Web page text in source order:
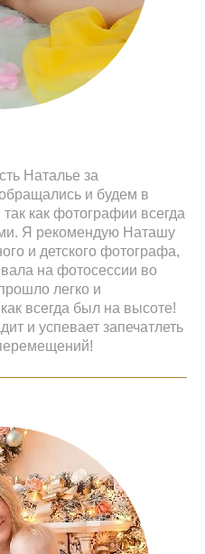
Наталье за
и будем в
как фотографии всегда
Я рекомендую Наташу
и детского фотографа,
на фотосессии во
легко и
всегда был на высоте!
и успевает запечатлеть